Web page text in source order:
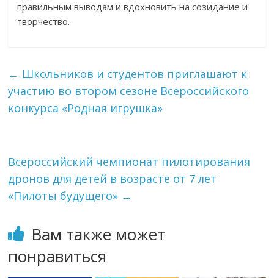
правильным выводам и вдохновить на созидание и
творчество.
← Школьников и студентов приглашают к
участию во втором сезоне Всероссийского
конкурса «Родная игрушка»
Всероссийский чемпионат пилотирования
дронов для детей в возрасте от 7 лет
«Пилоты будущего» →
Вам также может
понравиться